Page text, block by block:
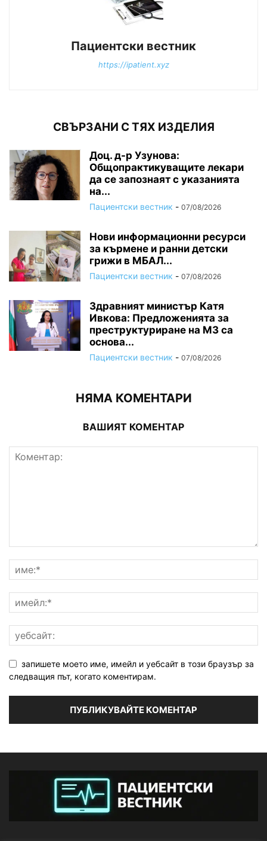
Пациентски вестник
https://ipatient.xyz
СВЪРЗАНИ С ТЯХ ИЗДЕЛИЯ
Доц. д-р Узунова:
Общопрактикуващите лекари
да се запознаят с указанията
на...
Пациентски вестник - 07/08/2026
Нови информационни ресурси
за кърмене и ранни детски
грижи в МБАЛ...
Пациентски вестник - 07/08/2026
Здравният министър Катя
Ивкова: Предложенията за
преструктуриране на МЗ са
основа...
Пациентски вестник - 07/08/2026
НЯМА КОМЕНТАРИ
ВАШИЯТ КОМЕНТАР
запишете моето име, имейл и уебсайт в този браузър за
следващия път, когато коментирам.